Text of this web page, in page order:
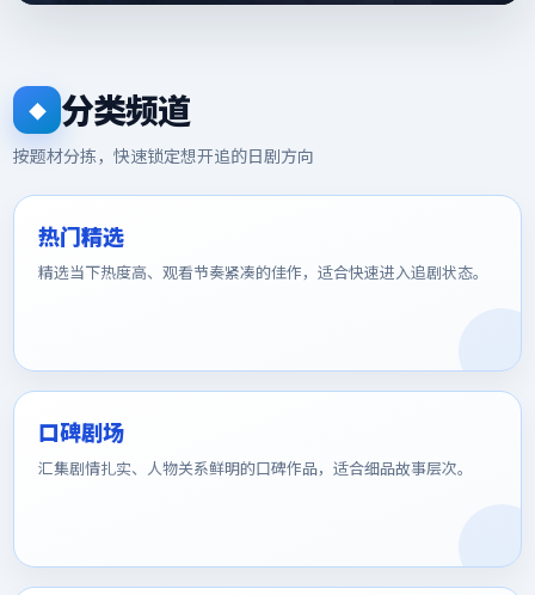
◆ 分类频道
按题材分拣，快速锁定想开追的日剧方向
热门精选
精选当下热度高、观看节奏紧凑的佳作，适合快速进入追剧状态。
口碑剧场
汇集剧情扎实、人物关系鲜明的口碑作品，适合细品故事层次。